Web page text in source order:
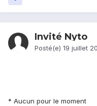
Invité Nyto
Posté(e) 19 juillet
* Aucun pour le moment